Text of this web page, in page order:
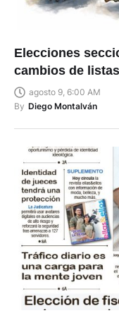
Elecciones
cambios de
agosto 9, 6:00 AM
By Diego Montalván